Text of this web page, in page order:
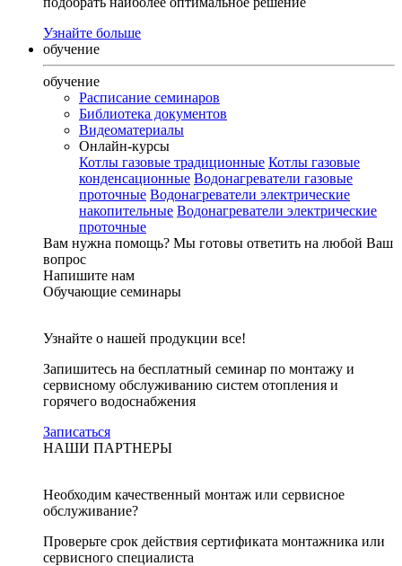
Узнайте больше
обучение
обучение
Расписание семинаров
Библиотека документов
Видеоматериалы
Онлайн-курсы
Котлы газовые традиционные Котлы газовые
конденсационные Водонагреватели газовые
проточные Водонагреватели электрические
накопительные Водонагреватели электрические
проточные
Вам нужна помощь? Мы готовы ответить на любой Ваш
вопрос
Напишите нам
Обучающие семинары
Узнайте о нашей продукции все!
Запишитесь на бесплатный семинар по монтажу и
сервисному обслуживанию систем отопления и
горячего водоснабжения
Записаться
НАШИ ПАРТНЕРЫ
Необходим качественный монтаж или сервисное
обслуживание?
Проверьте срок действия сертификата монтажника или
сервисного специалиста